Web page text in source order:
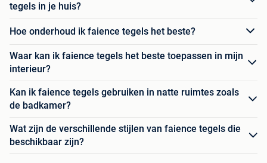
tegels in je huis?
Hoe onderhoud ik faience tegels het beste?
Waar kan ik faience tegels het beste toepassen in mijn
interieur?
Kan ik faience tegels gebruiken in natte ruimtes zoals
de badkamer?
Wat zijn de verschillende stijlen van faience tegels die
beschikbaar zijn?